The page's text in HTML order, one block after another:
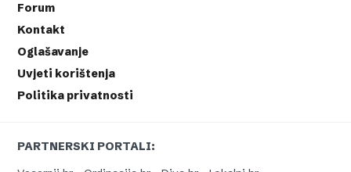
Forum
Kontakt
Oglašavanje
Uvjeti korištenja
Politika privatnosti
PARTNERSKI PORTALI: